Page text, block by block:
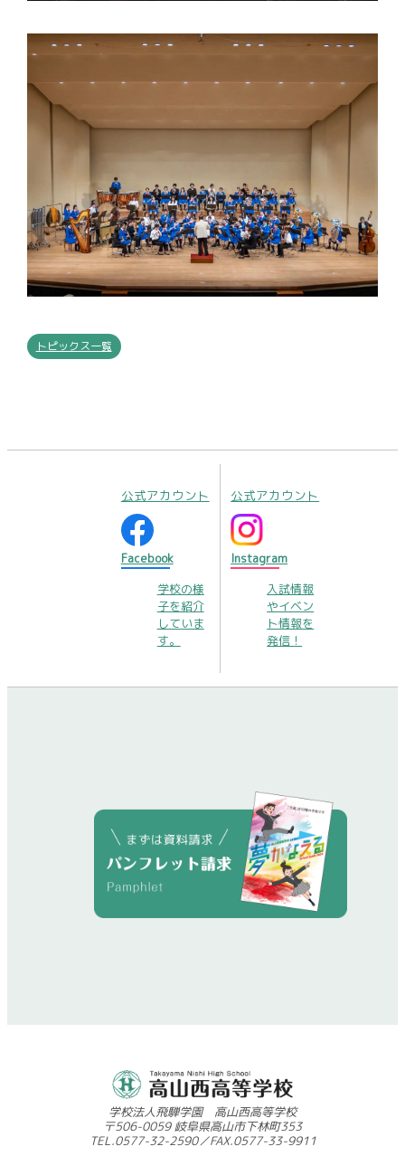
トピックス一覧
公式アカウント
Facebook
学校の様
子を紹介
していま
す。
公式アカウント
Instagram
入試情報
やイベン
ト情報を
発信！
学校法人飛騨学園 高山西高等学校
〒506-0059 岐阜県高山市下林町353
TEL.0577-32-2590／FAX.0577-33-9911